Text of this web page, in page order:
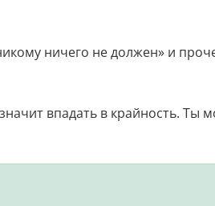
ничего не должен» и
впадать в крайность.